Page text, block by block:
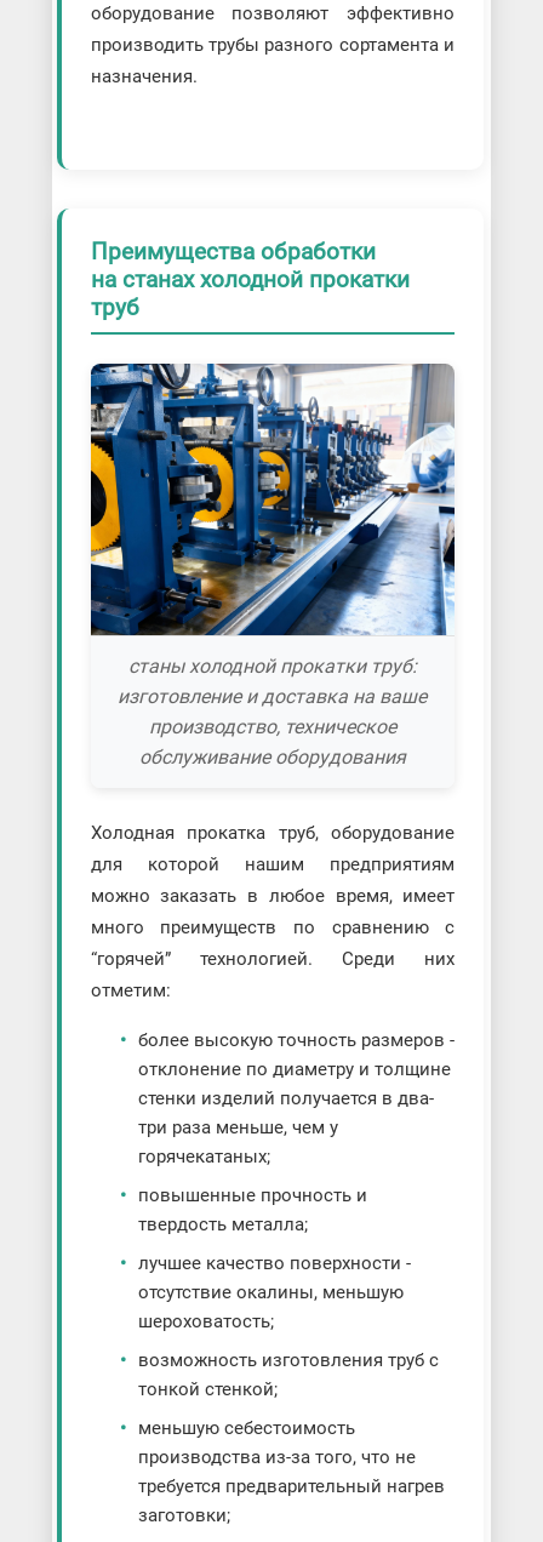
оборудование позволяют эффективно
производить трубы разного сортамента и
назначения.
Преимущества обработки
на станах холодной прокатки
труб
станы холодной прокатки труб:
изготовление и доставка на ваше
производство, техническое
обслуживание оборудования
Холодная прокатка труб, оборудование
для которой нашим предприятиям
можно заказать в любое время, имеет
много преимуществ по сравнению с
“горячей” технологией. Среди них
отметим:
более высокую точность размеров -
отклонение по диаметру и толщине
стенки изделий получается в два-
три раза меньше, чем у
горячекатаных;
повышенные прочность и
твердость металла;
лучшее качество поверхности -
отсутствие окалины, меньшую
шероховатость;
возможность изготовления труб с
тонкой стенкой;
меньшую себестоимость
производства из-за того, что не
требуется предварительный нагрев
заготовки;